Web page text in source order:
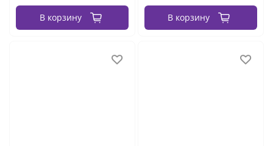
В корзину В корзину